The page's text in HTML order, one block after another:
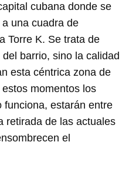
cubana donde se
una cuadra de
Torre K. Se trata de
barrio, sino la calidad
esta céntrica zona de
estos momentos los
funciona, estarán entre
retirada de las actuales
el